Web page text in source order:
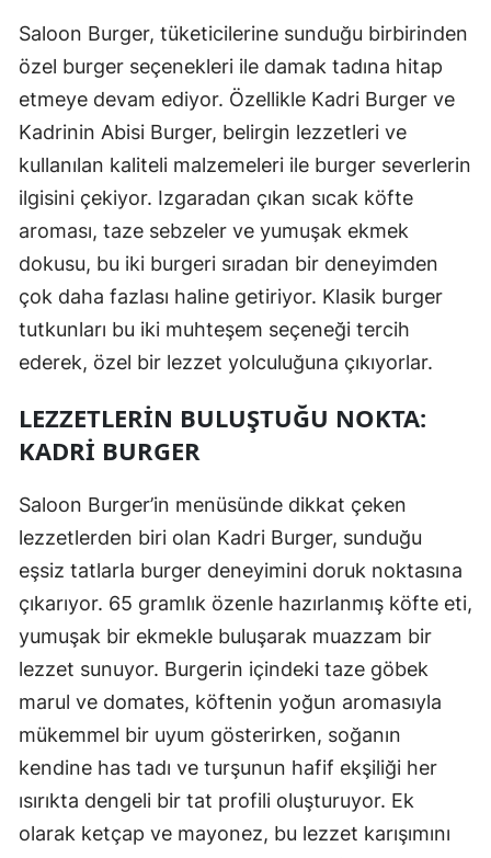
Saloon Burger, tüketicilerine sunduğu birbirinden
özel burger seçenekleri ile damak tadına hitap
etmeye devam ediyor. Özellikle Kadri Burger ve
Kadrinin Abisi Burger, belirgin lezzetleri ve
kullanılan kaliteli malzemeleri ile burger severlerin
ilgisini çekiyor. Izgaradan çıkan sıcak köfte
aroması, taze sebzeler ve yumuşak ekmek
dokusu, bu iki burgeri sıradan bir deneyimden
çok daha fazlası haline getiriyor. Klasik burger
tutkunları bu iki muhteşem seçeneği tercih
ederek, özel bir lezzet yolculuğuna çıkıyorlar.
LEZZETLERIN BULUŞTUĞU NOKTA:
KADRI BURGER
Saloon Burger’in menüsünde dikkat çeken
lezzetlerden biri olan Kadri Burger, sunduğu
eşsiz tatlarla burger deneyimini doruk noktasına
çıkarıyor. 65 gramlık özenle hazırlanmış köfte eti,
yumuşak bir ekmekle buluşarak muazzam bir
lezzet sunuyor. Burgerin içindeki taze göbek
marul ve domates, köftenin yoğun aromasıyla
mükemmel bir uyum gösterirken, soğanın
kendine has tadı ve turşunun hafif ekşiliği her
ısırıkta dengeli bir tat profili oluşturuyor. Ek
olarak ketçap ve mayonez, bu lezzet karışımını